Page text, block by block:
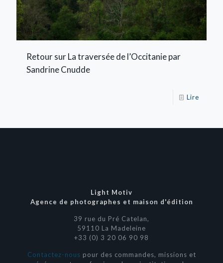
Retour sur La traversée de l’Occitanie par
Sandrine Cnudde
Lire
Light Motiv
Agence de photographes et maison d'édition
39 rue du Pré Catelan,
59110 La Madeleine
+33 (0) 3 20 06 90 98
Contactez-nous pour des commandes, missions et